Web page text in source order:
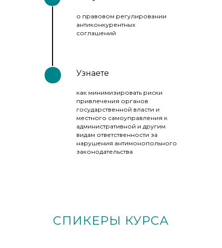
о правовом регулировании
антиконкурентных
соглашений
Узнаете
как минимизировать риски
привлечения органов
государственной власти и
местного самоуправления к
административной и другим
видам ответственности за
нарушения антимонопольного
законодательства
СПИКЕРЫ КУРСА